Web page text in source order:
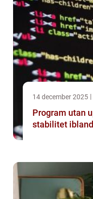
14 december 2025
Program utan
stabilitet